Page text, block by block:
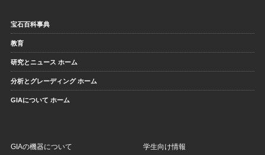
宝石百科事典
教育
研究とニュース ホーム
分析とグレーディング ホーム
GIAについて ホーム
GIAの機器について 学生向け情報